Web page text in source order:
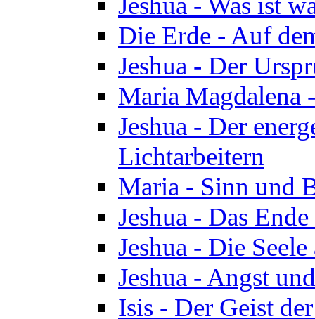
Die Erde - Auf
Jeshua - Der
Maria Magdalena
Jeshua - Der
Lichtarbeitern
Maria - Sinn und
Jeshua - Das
Jeshua - Die
Jeshua - Angst
Isis - Der Geist